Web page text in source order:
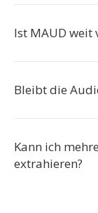
Ist MAUD weit
Bleibt die
Kann ich
extrahieren?